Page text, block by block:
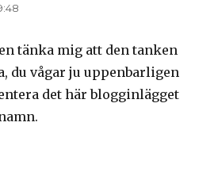
tänka mig att den tanken
du vågar ju uppenbarligen
det här blogginlägget